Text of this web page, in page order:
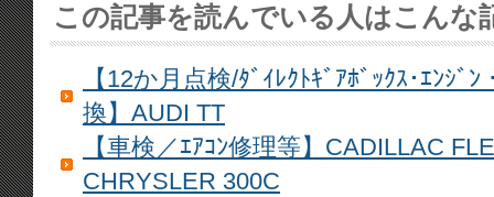
この記事を読んでいる人はこんな
【12か月点検/ﾀﾞｲﾚｸﾄｷﾞｱﾎﾞｯｸｽ･ｴﾝｼﾞﾝ
換】AUDI TT
【車検／ｴｱｺﾝ修理等】CADILLAC
CHRYSLER 300C